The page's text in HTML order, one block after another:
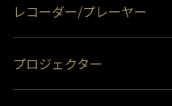
レコーダー/プレーヤー
プロジェクター